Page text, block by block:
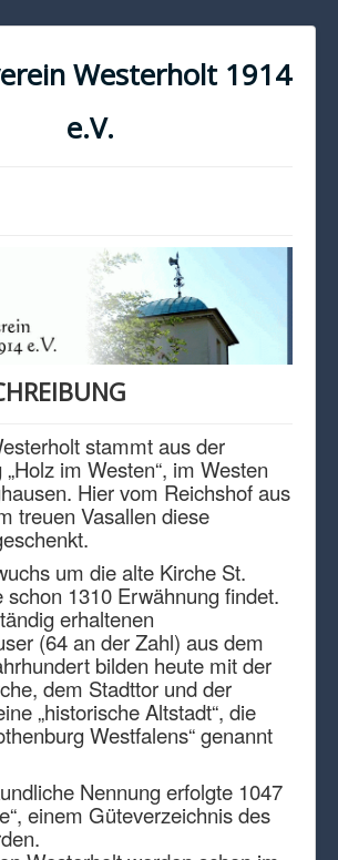
Westerholt 1914
e.V.
stammt aus der
im Westen“, im Westen
Hier vom Reichshof aus
treuen Vasallen diese
um die alte Kirche St.
schon 1310 Erwähnung findet.
erhaltenen
(64 an der Zahl) aus dem
bilden heute mit der
dem Stadttor und der
„historische Altstadt“, die
Westfalens“ genannt
Nennung erfolgte 1047
einem Güteverzeichnis des